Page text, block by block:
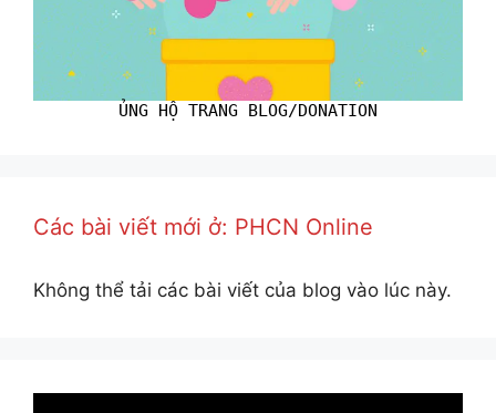
ỦNG HỘ TRANG BLOG/DONATION
Các bài viết mới ở: PHCN Online
Không thể tải các bài viết của blog vào lúc này.